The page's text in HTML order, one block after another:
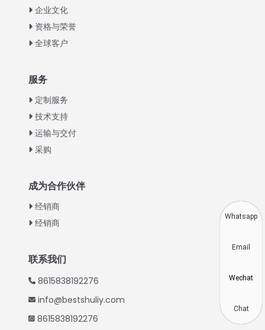
企业文化
资格与荣誉
全球客户
服务
定制服务
技术支持
运输与交付
采购
成为合作伙伴
经销商
经销商
联系我们
8615838192276
info@bestshuliy.com
8615838192276
Vietnamese
Thai
Turkish
Swahili
Urdu
Greek
Whatsapp
Email
Wechat
Chat